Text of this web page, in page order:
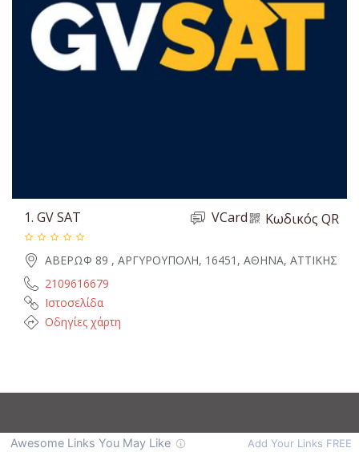
1. GV SAT Κωδικός QR
VCard
ΑΒΕΡΩΦ 89 , ΑΡΓΥΡΟΥΠΟΛΗ, 16451, ΑΘΗΝΑ, ΑΤΤΙΚΗΣ
2109616679
Ιστοσελίδα
Οδηγίες χάρτη